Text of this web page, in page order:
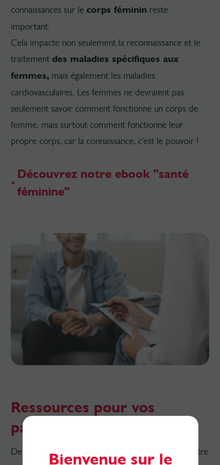
connaissances sur le corps féminin reste
important.
Cela impacte non seulement la reconnaissance et le
traitement des maladies spécifiques aux
femmes, mais également les maladies
cardiovasculaires. Les femmes ne devraient pas
seulement savoir comment fonctionne un corps de
femme, mais surtout comment fonctionne leur
propre corps, car la connaissance, c’est le pouvoir !
Découvrez notre ebook "santé
féminine"
Ressources pour vos
patients
Des supports clairs et accessibles, parfaits à remettre
Bienvenue sur le